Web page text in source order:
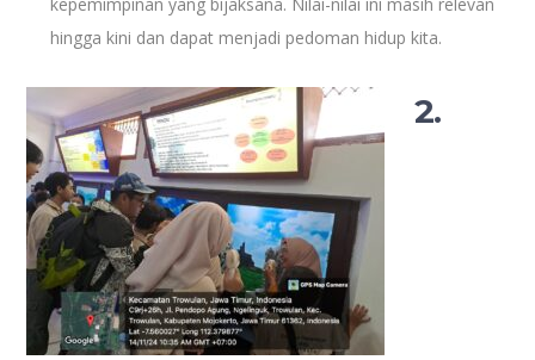
hingga kini dan dapat menjadi pedoman hidup kita.
2.